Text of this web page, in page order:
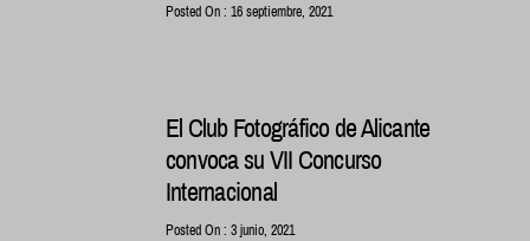
Posted On : 16 septiembre, 2021
El Club Fotográfico de Alicante
convoca su VII Concurso
Internacional
Posted On : 3 junio, 2021